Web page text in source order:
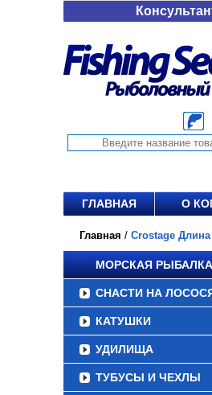
ГЛАВНАЯ О
Главная / Crostage Длина
МОРСКАЯ РЫБАЛКА
СНАСТИ НА
КАТУШКИ
УДИЛИЩА
ТУБУСЫ И ЧЕХЛЫ